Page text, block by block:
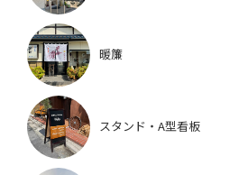
暖簾
スタンド・A型看板